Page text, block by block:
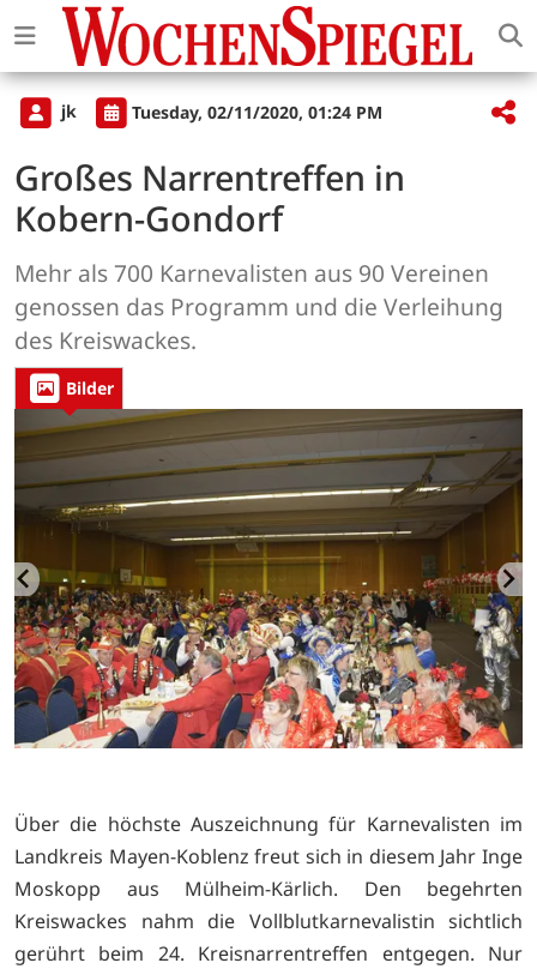
jk Tuesday, 02/11/2020, 01:24 PM
Großes Narrentreffen in
Kobern-Gondorf
Mehr als 700 Karnevalisten aus 90 Vereinen
genossen das Programm und die Verleihung
des Kreiswackes.
Bilder
Über die höchste Auszeichnung für Karnevalisten im
Landkreis Mayen-Koblenz freut sich in diesem Jahr Inge
Moskopp aus Mülheim-Kärlich. Den begehrten
Kreiswackes nahm die Vollblutkarnevalistin sichtlich
gerührt beim 24. Kreisnarrentreffen entgegen. Nur